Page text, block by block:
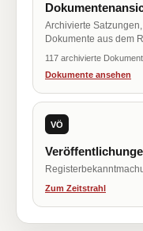
Archivierte
Dokumente aus dem
117 archivierte
Dokumente ansehen
VÖ
Zum Zeitstrahl